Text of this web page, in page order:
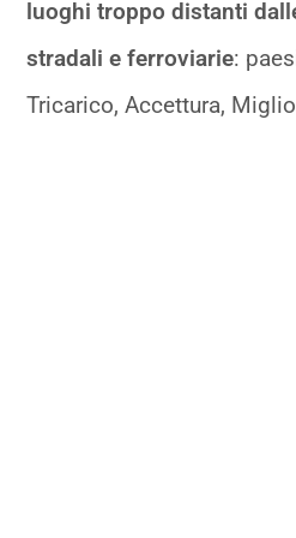
luoghi troppo distanti
stradali e ferroviarie:
Tricarico, Accettura,